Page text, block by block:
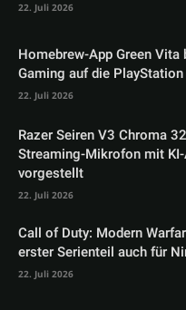
22. Juli 2026
Homebrew-App Green
Gaming auf die
22. Juli 2026
Razer Seiren V3 Chroma
Streaming-Mikrofon mit
vorgestellt
22. Juli 2026
Call of Duty: Modern
erster Serienteil auch für
22. Juli 2026